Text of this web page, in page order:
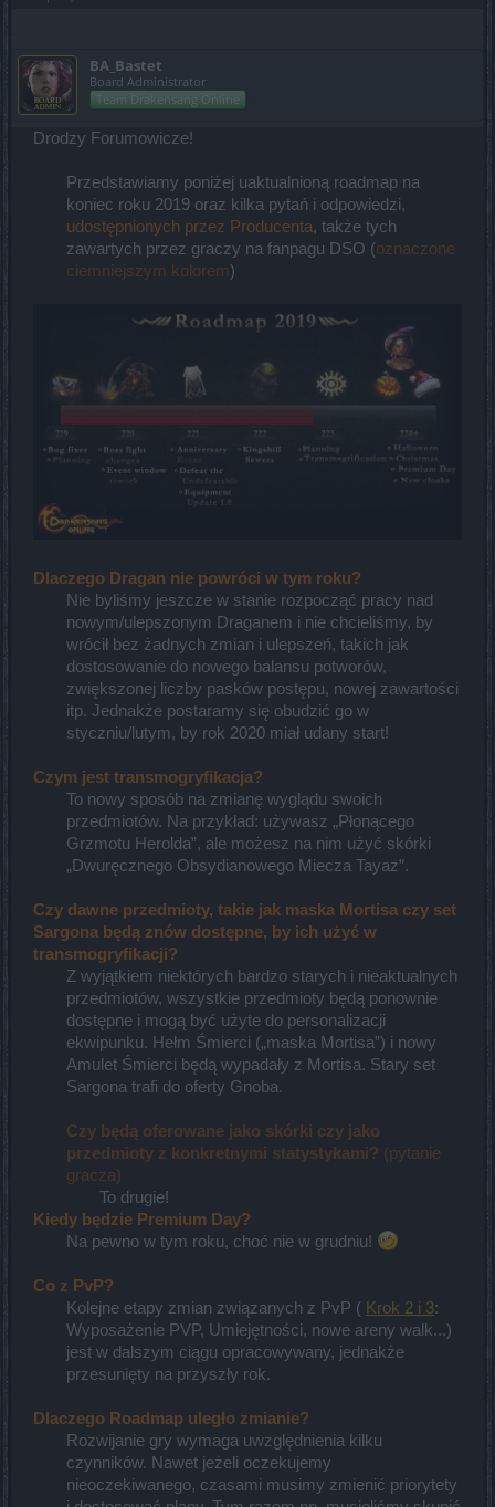
BA_Bastet
Board Administrator
Team Drakensang Online
Drodzy Forumowicze!
Przedstawiamy poniżej uaktualnioną roadmap na
koniec roku 2019 oraz kilka pytań i odpowiedzi,
udostępnionych przez Producenta, także tych
zawartych przez graczy na fanpagu DSO (oznaczone
ciemniejszym kolorem)​
Dlaczego Dragan nie powróci w tym roku?
Nie byliśmy jeszcze w stanie rozpocząć pracy nad
nowym/ulepszonym Draganem i nie chcieliśmy, by
wrócił bez żadnych zmian i ulepszeń, takich jak
dostosowanie do nowego balansu potworów,
zwiększonej liczby pasków postępu, nowej zawartości
itp. Jednakże postaramy się obudzić go w
styczniu/lutym, by rok 2020 miał udany start!​
Czym jest transmogryfikacja?
To nowy sposób na zmianę wyglądu swoich
przedmiotów. Na przykład: używasz „Płonącego
Grzmotu Herolda”, ale możesz na nim użyć skórki
„Dwuręcznego Obsydianowego Miecza Tayaz”.​
Czy dawne przedmioty, takie jak maska Mortisa czy set
Sargona będą znów dostępne, by ich użyć w
transmogryfikacji?
Z wyjątkiem niektórych bardzo starych i nieaktualnych
przedmiotów, wszystkie przedmioty będą ponownie
dostępne i mogą być użyte do personalizacji
ekwipunku. Hełm Śmierci („maska Mortisa”) i nowy
Amulet Śmierci będą wypadały z Mortisa. Stary set
Sargona trafi do oferty Gnoba.
Czy będą oferowane jako skórki czy jako
przedmioty z konkretnymi statystykami? (pytanie
gracza)
To drugie!​
Kiedy będzie Premium Day?
Na pewno w tym roku, choć nie w grudniu!
Co z PvP?
Kolejne etapy zmian związanych z PvP ( Krok 2 i 3:
Wyposażenie PVP, Umiejętności, nowe areny walk...)
jest w dalszym ciągu opracowywany, jednakże
przesunięty na przyszły rok.
Dlaczego Roadmap uległo zmianie?
Rozwijanie gry wymaga uwzględnienia kilku
czynników. Nawet jeżeli oczekujemy
nieoczekiwanego, czasami musimy zmienić priorytety